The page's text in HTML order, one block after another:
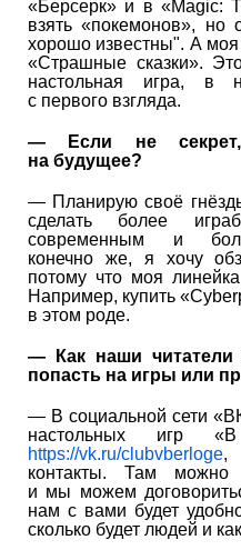
«Берсерк» и в «Magic:
взять «покемонов»,
хорошо известны". А моя
«Страшные сказки».
настольная игра, в
с первого взгляда.
— Если не секрет,
на будущее?
— Планирую своё
сделать более
современным и
конечно же, я хочу
потому что моя
Например, купить
в этом роде.
— Как наши читатели
попасть на игры или
— В социальной сети
настольных игр «В
https://vk.ru/clubvberloge,
контакты. Там
и мы можем
нам с вами будет
сколько будет людей и